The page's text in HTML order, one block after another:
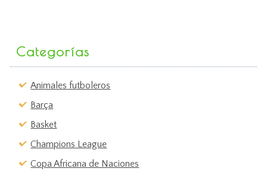
Categorías
Animales futboleros
Barça
Basket
Champions League
Copa Africana de Naciones